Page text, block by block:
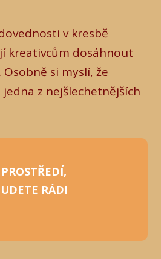
v kresbě
kreativcům dosáhnout
Osobně si myslí, že
z nejšlechetnějších
RÁDI